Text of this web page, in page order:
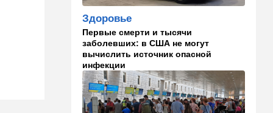
11:43 В мире
К программе "спасем
Россию" от топливного
кризиса присоединилась
еще одна страна
10:40 Израиль
В Эйлатский залив приплыл
необычный гость. ВИДЕО
Здоровье
Первые смерти и тысячи
заболевших: в США не могут
вычислить источник опасной
инфекции